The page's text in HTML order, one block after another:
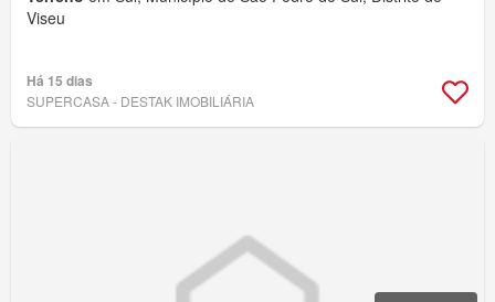
Viseu
Há 15 dias
SUPERCASA - DESTAK IMOBILIÁRIA